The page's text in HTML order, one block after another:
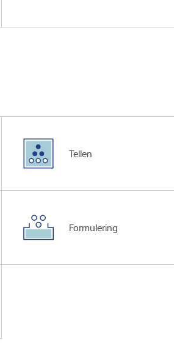
Tellen
Formulering